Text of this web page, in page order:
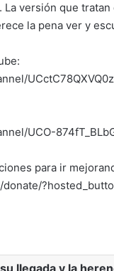
La versión que
la pena ver y
UCO-
para ir